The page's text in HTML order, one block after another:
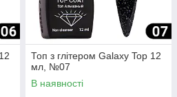
Топ з глітером Galaxy Top 12
мл, №07
В наявності